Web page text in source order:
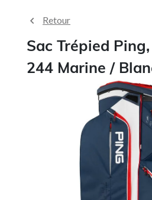
Retour
Sac Trépied
244 Marine /